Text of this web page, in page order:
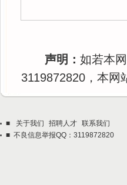
声明： 如若本
3119872820，本网
■ 关于我们 招聘人才 联系我们
■ 不良信息举报QQ：3119872820